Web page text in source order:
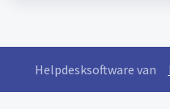
Helpdesksoftware van